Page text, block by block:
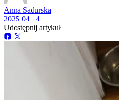
Anna Sadurska
2025-04-14
Udostępnij artykuł